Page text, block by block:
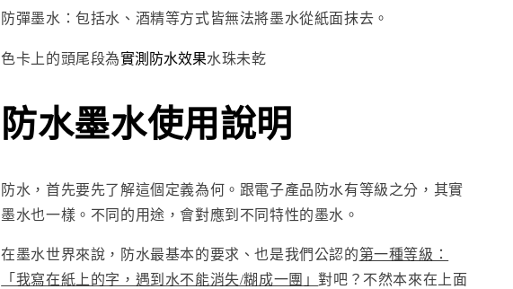
防彈墨水：包括水、酒精等方式皆無法將墨水從紙面抹去。
色卡上的頭尾段為實測防水效果水珠未乾
防水墨水使用說明
防水，首先要先了解這個定義為何。跟電子產品防水有等級之分，其實
墨水也一樣。不同的用途，會對應到不同特性的墨水。
在墨水世界來說，防水最基本的要求、也是我們公認的第一種等級：
「我寫在紙上的字，遇到水不能消失/糊成一團」對吧？不然本來在上面